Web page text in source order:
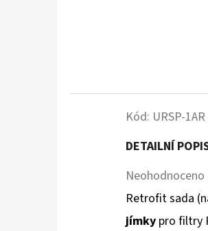
Kód: URSP-1AR
DETAILNÍ
Průměrné
hodnocení
produktu
Neohodnoceno
Retrofit sada
jímky pro filtry